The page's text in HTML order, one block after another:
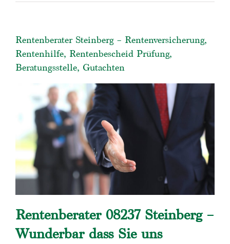
Rentenberater Steinberg – Rentenversicherung,
Rentenhilfe, Rentenbescheid Prüfung,
Beratungsstelle, Gutachten
Rentenberater 08237 Steinberg –
Wunderbar dass Sie uns